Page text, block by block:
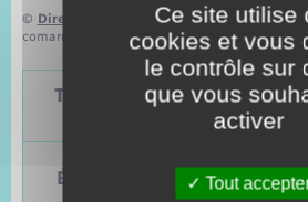
© Direction de l’information légale et
comarquage developpé parbaseo.io
Tableau – Dates et
politiques
Élections
Prochain
vote
Ce site utilise
cookies et vous
le contrôle sur
que vous
activer
Tout